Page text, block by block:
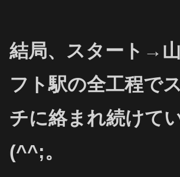
結局、スタート→
フト駅の全工程で
チに絡まれ続けて
(^^;。